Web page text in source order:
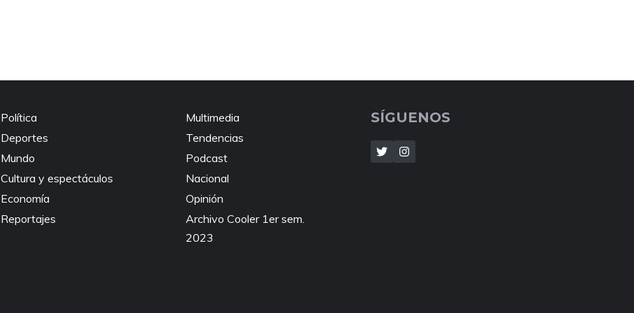
Política
Deportes
Mundo
Cultura y espectáculos
Economía
Reportajes
Multimedia
Tendencias
Podcast
Nacional
Opinión
Archivo Cooler 1er sem.
2023
SÍGUENOS